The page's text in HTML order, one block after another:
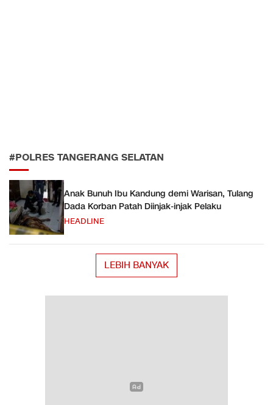
#POLRES TANGERANG SELATAN
Anak Bunuh Ibu Kandung demi Warisan, Tulang
Dada Korban Patah Diinjak-injak Pelaku
HEADLINE
LEBIH BANYAK